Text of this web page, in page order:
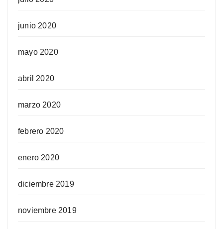
junio 2020
mayo 2020
abril 2020
marzo 2020
febrero 2020
enero 2020
diciembre 2019
noviembre 2019